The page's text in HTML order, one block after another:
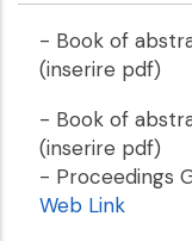
- Book of
(inserire pdf)
- Book of
(inserire pdf)
- Proceedings
Web Link